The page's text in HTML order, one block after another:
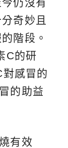
奇妙且
階段。
C的研
感冒的
的助益
有效